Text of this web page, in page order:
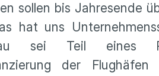
sollen bis Jahresende
hat uns
sei Teil eines
der